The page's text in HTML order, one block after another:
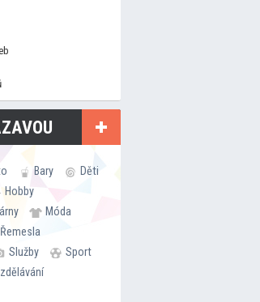
Bary
Děti
Hobby
Móda
Řemesla
Služby
Sport